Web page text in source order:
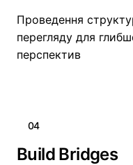
Проведення
перегляду для
перспектив
04
Build Bridges